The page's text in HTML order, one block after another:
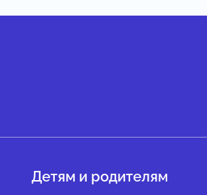
Детям и родителям